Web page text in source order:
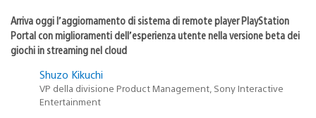
Arriva oggi l’aggiornamento di sistema di remote player PlayStation
Portal con miglioramenti dell’esperienza utente nella versione beta dei
giochi in streaming nel cloud
Shuzo Kikuchi
VP della divisione Product Management, Sony Interactive
Entertainment